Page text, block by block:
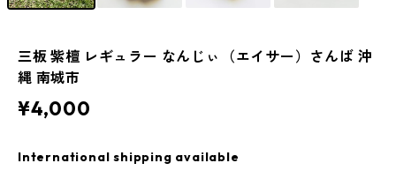
三板 紫檀 レギュラー なんじぃ（エイサー）さんば 沖
縄 南城市
¥4,000
International shipping available